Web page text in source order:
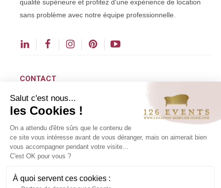
qualité supérieure et profitez d'une expérience de location
sans problème avec notre équipe professionnelle.
CONTACT
contact@126events.com
(+33) 01 48 43 00 00
(+33) 01 48 43 01 90
126 avenue du Général Leclerc
93500 Pantin
Salut c'est nous...
les Cookies !
On a attendu d'être sûrs que le contenu de
ce site vous intéresse avant de vous déranger, mais on aimerait bien
vous accompagner pendant votre visite...
C'est OK pour vous ?
À quoi servent ces cookies :